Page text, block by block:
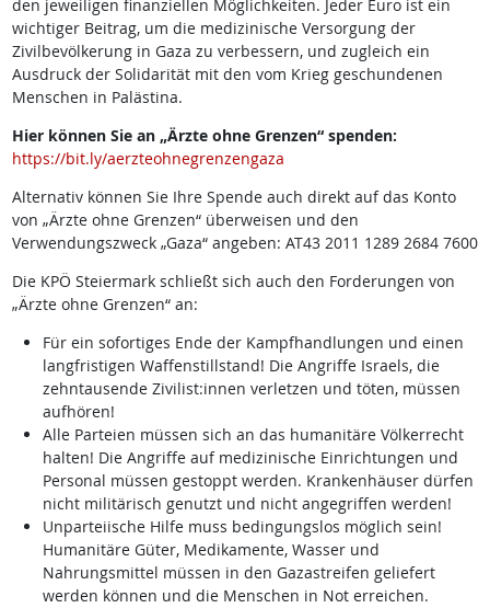
den jeweiligen finanziellen Möglichkeiten. Jeder Euro ist ein
wichtiger Beitrag, um die medizinische Versorgung der
Zivilbevölkerung in Gaza zu verbessern, und zugleich ein
Ausdruck der Solidarität mit den vom Krieg geschundenen
Menschen in Palästina.
Hier können Sie an „Ärzte ohne Grenzen“ spenden:
https://bit.ly/aerzteohnegrenzengaza
Alternativ können Sie Ihre Spende auch direkt auf das Konto
von „Ärzte ohne Grenzen“ überweisen und den
Verwendungszweck „Gaza“ angeben: AT43 2011 1289 2684 7600
Die KPÖ Steiermark schließt sich auch den Forderungen von
„Ärzte ohne Grenzen“ an:
Für ein sofortiges Ende der Kampfhandlungen und einen
langfristigen Waffenstillstand! Die Angriffe Israels, die
zehntausende Zivilist:innen verletzen und töten, müssen
aufhören!
Alle Parteien müssen sich an das humanitäre Völkerrecht
halten! Die Angriffe auf medizinische Einrichtungen und
Personal müssen gestoppt werden. Krankenhäuser dürfen
nicht militärisch genutzt und nicht angegriffen werden!
Unparteiische Hilfe muss bedingungslos möglich sein!
Humanitäre Güter, Medikamente, Wasser und
Nahrungsmittel müssen in den Gazastreifen geliefert
werden können und die Menschen in Not erreichen.